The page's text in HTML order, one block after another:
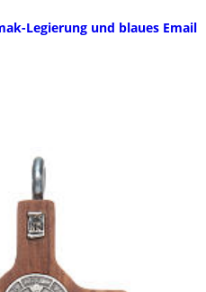
Legierung und blaues Email